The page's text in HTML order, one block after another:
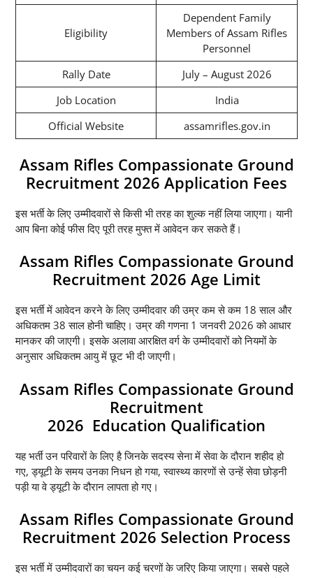
Eligibility
Dependent Family
Members of Assam Rifles
Personnel
Rally Date
July – August 2026
Job Location
India
Official Website
assamrifles.gov.in
Assam Rifles Compassionate Ground
Recruitment 2026 Application Fees
इस भर्ती के लिए उम्मीदवारों से किसी भी तरह का शुल्क नहीं लिया जाएगा। यानी
आप बिना कोई फीस दिए पूरी तरह मुफ्त में आवेदन कर सकते हैं।
Assam Rifles Compassionate Ground
Recruitment 2026 Age Limit
इस भर्ती में आवेदन करने के लिए उम्मीदवार की उम्र कम से कम 18 साल और
अधिकतम 38 साल होनी चाहिए। उम्र की गणना 1 जनवरी 2026 को आधार
मानकर की जाएगी। इसके अलावा आरक्षित वर्ग के उम्मीदवारों को नियमों के
अनुसार अधिकतम आयु में छूट भी दी जाएगी।
Assam Rifles Compassionate Ground
Recruitment
2026 Education Qualification
यह भर्ती उन परिवारों के लिए है जिनके सदस्य सेना में सेवा के दौरान शहीद हो
गए, ड्यूटी के समय उनका निधन हो गया, स्वास्थ्य कारणों से उन्हें सेवा छोड़नी
पड़ी या वे ड्यूटी के दौरान लापता हो गए।
Assam Rifles Compassionate Ground
Recruitment 2026 Selection Process
इस भर्ती में उम्मीदवारों का चयन कई चरणों के जरिए किया जाएगा। सबसे पहले